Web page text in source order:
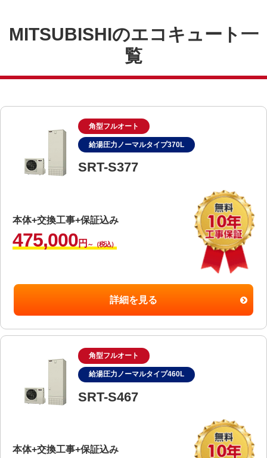
MITSUBISHIのエコキュート一
覧
角型フルオート
給湯圧力ノーマルタイプ370L
SRT-S377
本体+交換工事+保証込み
475,000円 ～（税込）
詳細を見る
角型フルオート
給湯圧力ノーマルタイプ460L
SRT-S467
本体+交換工事+保証込み